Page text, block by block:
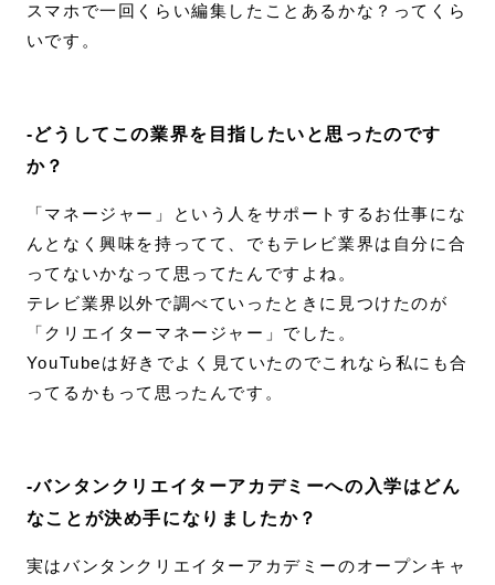
スマホで一回くらい編集したことあるかな？ってくら
いです。
-どうしてこの業界を目指したいと思ったのです
か？
「マネージャー」という人をサポートするお仕事にな
んとなく興味を持ってて、でもテレビ業界は自分に合
ってないかなって思ってたんですよね。
テレビ業界以外で調べていったときに見つけたのが
「クリエイターマネージャー」でした。
YouTubeは好きでよく見ていたのでこれなら私にも合
ってるかもって思ったんです。
-バンタンクリエイターアカデミーへの入学はどん
なことが決め手になりましたか？
実はバンタンクリエイターアカデミーのオープンキャ